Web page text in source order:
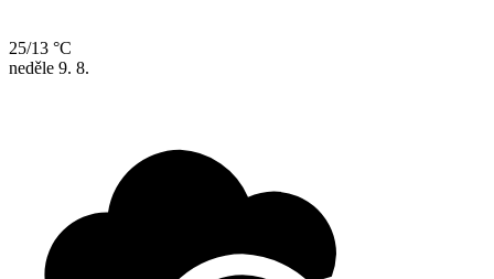
25/13 °C
neděle 9. 8.